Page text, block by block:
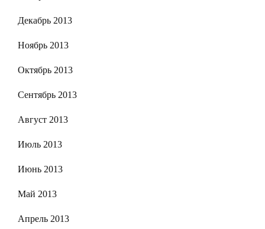
Декабрь 2013
Ноябрь 2013
Октябрь 2013
Сентябрь 2013
Август 2013
Июль 2013
Июнь 2013
Май 2013
Апрель 2013